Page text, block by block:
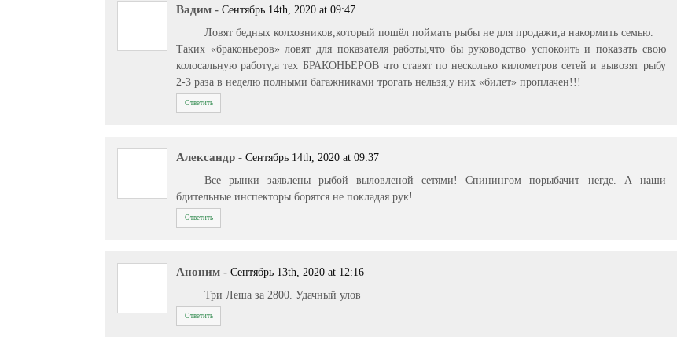
Вадим - Сентябрь 14th, 2020 at 09:47
Ловят бедных колхозников,который пошёл поймать рыбы не для продажи,а накормить семью.
Таких «браконьеров» ловят для показателя работы,что бы руководство успокоить и показать свою
колосальную работу,а тех БРАКОНЬЕРОВ что ставят по несколько километров сетей и вывозят рыбу
2-3 раза в неделю полными багажниками трогать нельзя,у них «билет» проплачен!!!
Ответить
Александр - Сентябрь 14th, 2020 at 09:37
Все рынки заявлены рыбой выловленой сетями! Спинингом порыбачит негде. А наши
бдительные инспекторы борятся не покладая рук!
Ответить
Аноним - Сентябрь 13th, 2020 at 12:16
Три Леша за 2800. Удачный улов
Ответить